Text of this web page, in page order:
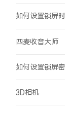
如何设置锁屏时
四麦收音大师
如何设置锁屏密
3D相机